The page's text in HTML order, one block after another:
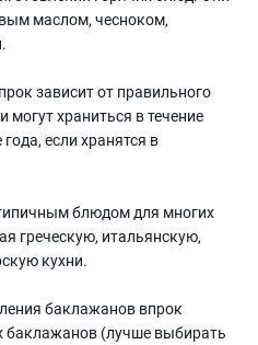
маслом, чесноком,
зависит от правильного
храниться в течение
если хранятся в
блюдом для многих
греческую, итальянскую,
кухни.
баклажанов впрок
(лучше выбирать